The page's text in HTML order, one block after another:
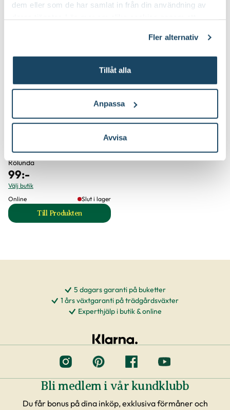
dem eller som de har samlat in från din användning av
Fler alternativ
Tillåt alla
Anpassa
Avvisa
Online
Slut i lager
Online
3 för 249:-
Ros- och perennjord
Rölunda
99:-
Välj butik
Online
Slut i lager
Till Produkten
till Ros- och perennjord produktsida
5 dagars garanti på buketter
1 års växtgaranti på trädgårdsväxter
Experthjälp i butik & online
Bli medlem i vår kundklubb
Du får bonus på dina inköp, exklusiva förmåner och